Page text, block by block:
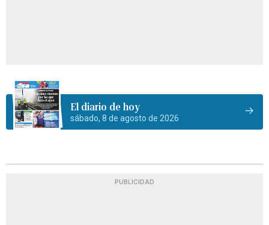
El diario de hoy
sábado, 8 de agosto de 2026
PUBLICIDAD